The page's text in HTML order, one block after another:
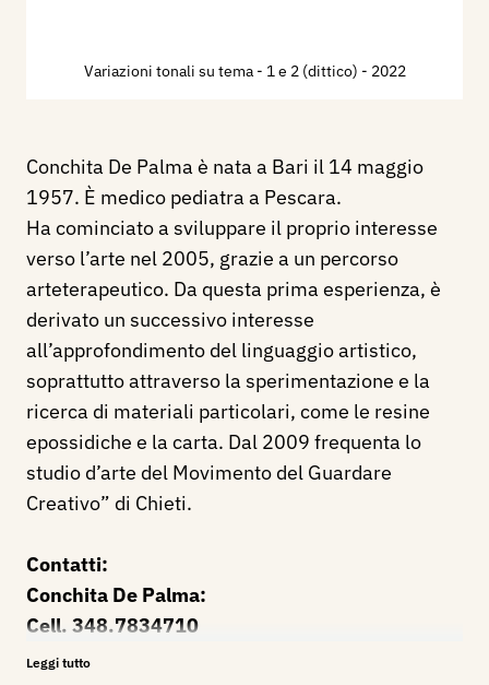
Variazioni tonali su tema - 1 e 2 (dittico) - 2022
Conchita De Palma è nata a Bari il 14 maggio
1957. È medico pediatra a Pescara.
Ha cominciato a sviluppare il proprio interesse
verso l’arte nel 2005, grazie a un percorso
arteterapeutico. Da questa prima esperienza, è
derivato un successivo interesse
all’approfondimento del linguaggio artistico,
soprattutto attraverso la sperimentazione e la
ricerca di materiali particolari, come le resine
epossidiche e la carta. Dal 2009 frequenta lo
studio d’arte del Movimento del Guardare
Creativo” di Chieti.
Contatti:
Conchita De Palma:
Cell. 348.7834710
E-mail:
Leggi tutto